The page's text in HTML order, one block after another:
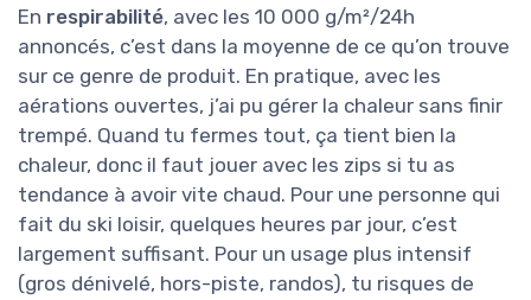
En respirabilité, avec les 10 000 g/m²/24h
annoncés, c’est dans la moyenne de ce qu’on trouve
sur ce genre de produit. En pratique, avec les
aérations ouvertes, j’ai pu gérer la chaleur sans finir
trempé. Quand tu fermes tout, ça tient bien la
chaleur, donc il faut jouer avec les zips si tu as
tendance à avoir vite chaud. Pour une personne qui
fait du ski loisir, quelques heures par jour, c’est
largement suffisant. Pour un usage plus intensif
(gros dénivelé, hors-piste, randos), tu risques de